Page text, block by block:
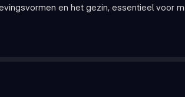
en het gezin, essentieel voor